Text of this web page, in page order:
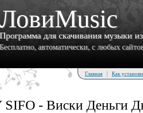
ЛовиMusic
Программа для скачивания музыки
Бесплатно, автоматически, с любых
Главная | Как
- Виски Деньги